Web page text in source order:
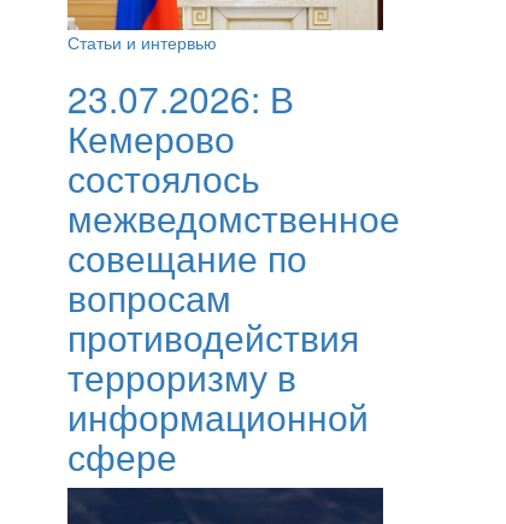
Статьи и интервью
23.07.2026: В
Кемерово
состоялось
межведомственное
совещание по
вопросам
противодействия
терроризму в
информационной
сфере